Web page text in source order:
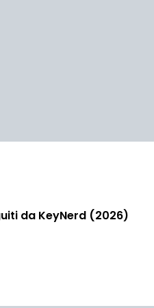
da KeyNerd (2026)